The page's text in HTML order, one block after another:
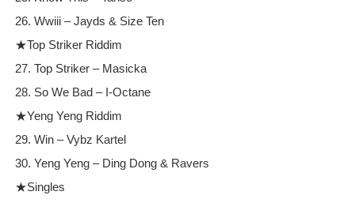
26. Wwiii – Jayds & Size Ten
★Top Striker Riddim
27. Top Striker – Masicka
28. So We Bad – I-Octane
★Yeng Yeng Riddim
29. Win – Vybz Kartel
30. Yeng Yeng – Ding Dong & Ravers
★Singles